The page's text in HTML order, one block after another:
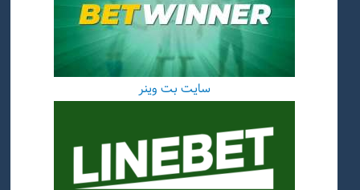
سایت بت وینر